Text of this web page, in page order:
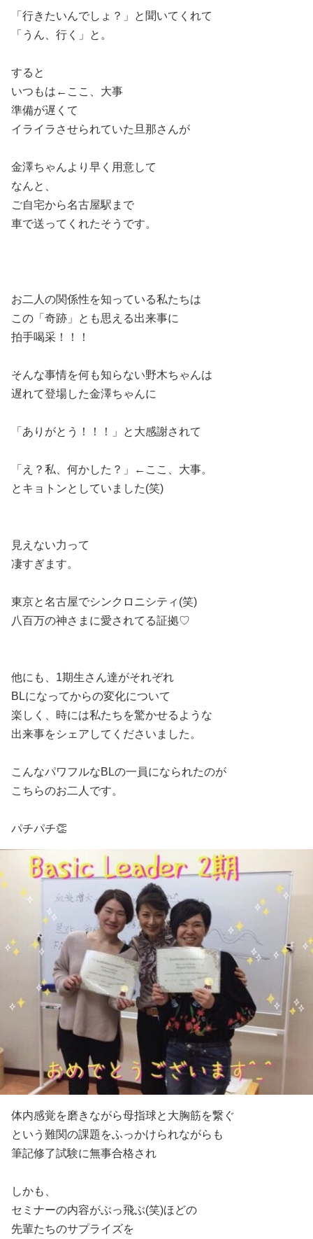
「行きたいんでしょ？」と聞いてくれて
「うん、行く」と。
すると
いつもは←ここ、大事
準備が遅くて
イライラさせられていた旦那さんが
金澤ちゃんより早く用意して
なんと、
ご自宅から名古屋駅まで
車で送ってくれたそうです。
お二人の関係性を知っている私たちは
この「奇跡」とも思える出来事に
拍手喝采！！！
そんな事情を何も知らない野木ちゃんは
遅れて登場した金澤ちゃんに
「ありがとう！！！」と大感謝されて
「え？私、何かした？」←ここ、大事。
とキョトンとしていました(笑)
見えない力って
凄すぎます。
東京と名古屋でシンクロニシティ(笑)
八百万の神さまに愛されてる証拠♡
他にも、1期生さん達がそれぞれ
BLになってからの変化について
楽しく、時には私たちを驚かせるような
出来事をシェアしてくださいました。
こんなパワフルなBLの一員になられたのが
こちらのお二人です。
パチパチ👏
体内感覚を磨きながら母指球と大胸筋を繋ぐ
という難関の課題をふっかけられながらも
筆記修了試験に無事合格され
しかも、
セミナーの内容がぶっ飛ぶ(笑)ほどの
先輩たちのサプライズを